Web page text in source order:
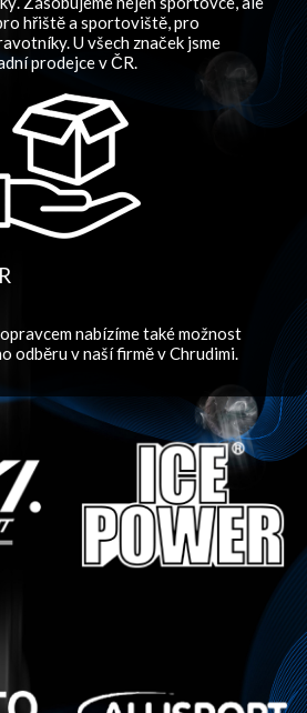
hřiště a sportoviště, pro
U všech značek jsme
prodejce v ČR.
nabízíme také možnost
odběru v naší firmě v Chrudimi.